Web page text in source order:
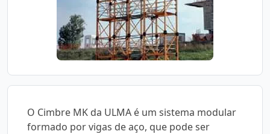
O Cimbre MK da ULMA é um sistema modular
formado por vigas de aço, que pode ser